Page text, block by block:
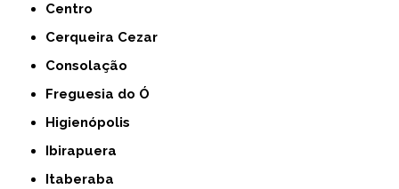
Centro
Cerqueira Cezar
Consolação
Freguesia do Ó
Higienópolis
Ibirapuera
Itaberaba